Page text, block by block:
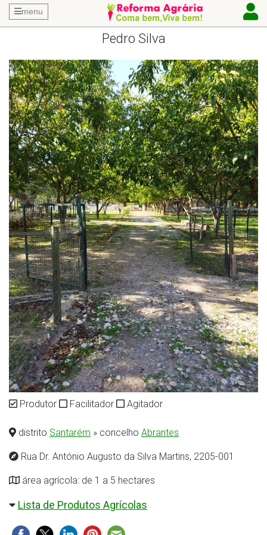
menu
Pedro Silva
Produtor Facilitador Agitador
distrito Santarém » concelho Abrantes
Rua Dr. António Augusto da Silva Martins, 2205-001
área agrícola: de 1 a 5 hectares
Lista de Produtos Agrícolas